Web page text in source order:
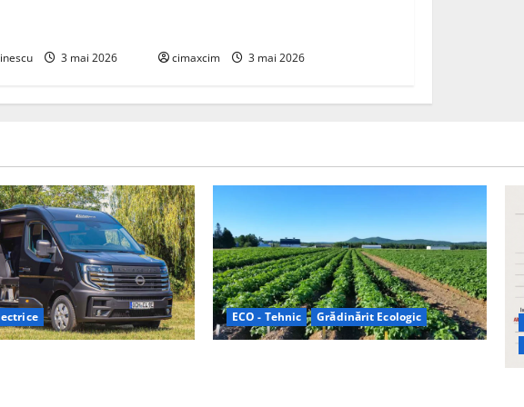
3 mai 2026 cimaxcim 3 mai 2026
ECO - Tehnic Grădinărit Ecologic